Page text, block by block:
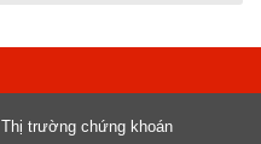
Thị trường chứng khoán